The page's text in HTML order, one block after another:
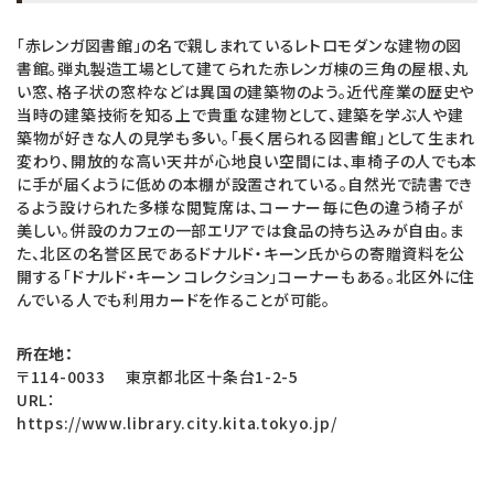
「赤レンガ図書館」の名で親しまれているレトロモダンな建物の図
書館。弾丸製造工場として建てられた赤レンガ棟の三角の屋根、丸
い窓、格子状の窓枠などは異国の建築物のよう。近代産業の歴史や
当時の建築技術を知る上で貴重な建物として、建築を学ぶ人や建
築物が好きな人の見学も多い。「長く居られる図書館」として生まれ
変わり、開放的な高い天井が心地良い空間には、車椅子の人でも本
に手が届くように低めの本棚が設置されている。自然光で読書でき
るよう設けられた多様な閲覧席は、コーナー毎に色の違う椅子が
美しい。併設のカフェの一部エリアでは食品の持ち込みが自由。ま
た、北区の名誉区民であるドナルド・キーン氏からの寄贈資料を公
開する「ドナルド・キーン コレクション」コーナーもある。北区外に住
んでいる人でも利用カードを作ることが可能。
所在地：
〒114-0033 東京都北区十条台1-2-5
URL：
https://www.library.city.kita.tokyo.jp/